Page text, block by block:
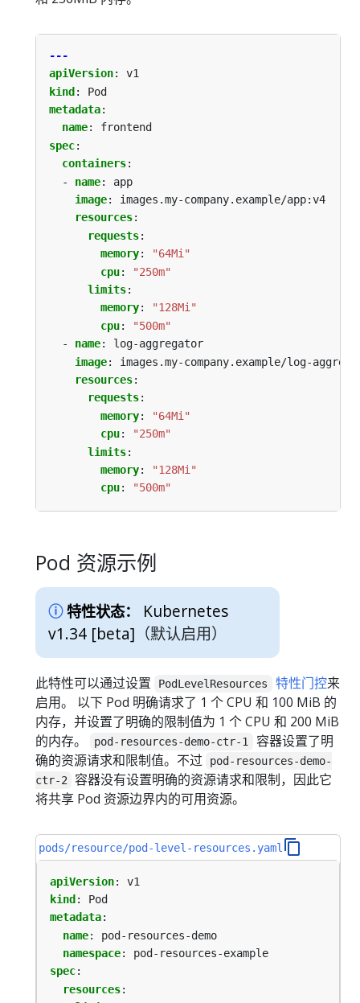
---
apiVersion:
v1
kind :
Pod
metadata:
name:
frontend
spec:
containers:
- name:
app
image:
images.my-company.example/app:v4
resources:
requests:
memory:
"64Mi"
cpu:
"250m"
limits:
memory:
"128Mi"
cpu:
"500m"
- name:
log-aggregator
image:
images.my-company.example/log-
resources:
requests:
memory:
"64Mi"
cpu:
"250m"
limits:
memory:
"128Mi"
cpu: "500m"
Pod 资源示例
特性状态：
Kubernetes
v1.34 [beta] （默认启用）
此特性可以通过设置 PodLevelResources 特性门控来
启用。 以下 Pod 明确请求了 1 个 CPU 和 100 MiB 的
内存，并设置了明确的限制值为 1 个 CPU 和 200 MiB
的内存。
pod-resources-demo-ctr-1
容器设置了明
确的资源请求和限制值。不过
pod-resources-demo-
ctr-2
容器没有设置明确的资源请求和限制，因此它
将共享 Pod 资源边界内的可用资源。
pods/resource/pod-level-resources.yaml
apiVersion:
v1
kind :
Pod
metadata:
name:
pod-resources-demo
namespace:
pod-resources-example
spec:
resources: